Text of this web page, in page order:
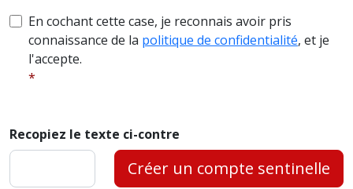
En cochant cette case, je reconnais avoir pris
connaissance de la politique de confidentialité, et je
l'accepte.
Recopiez le texte ci-contre
Créer un compte sentinelle